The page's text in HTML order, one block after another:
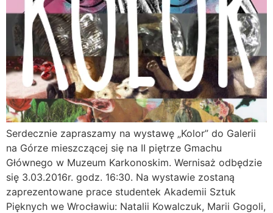
Serdecznie zapraszamy na wystawę „Kolor” do Galerii
na Górze mieszczącej się na II piętrze Gmachu
Głównego w Muzeum Karkonoskim. Wernisaż odbędzie
się 3.03.2016r. godz. 16:30. Na wystawie zostaną
zaprezentowane prace studentek Akademii Sztuk
Pięknych we Wrocławiu: Natalii Kowalczuk, Marii Gogoli,